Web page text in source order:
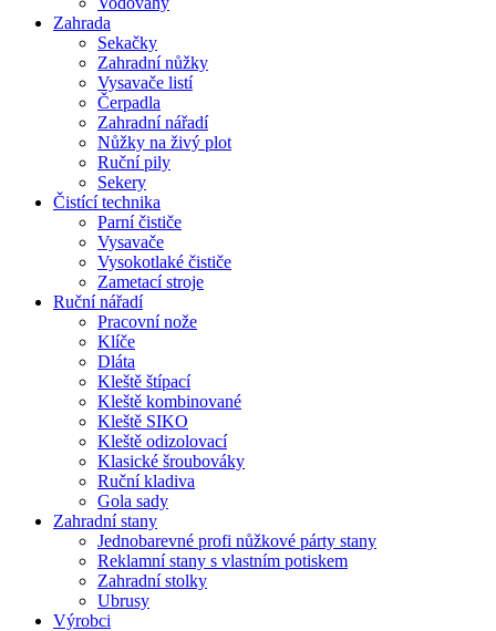
Zahrada
Sekačky
Zahradní nůžky
Vysavače listí
Čerpadla
Zahradní nářadí
Nůžky na živý plot
Ruční pily
Sekery
Čistící technika
Parní čističe
Vysavače
Vysokotlaké čističe
Zametací stroje
Ruční nářadí
Pracovní nože
Klíče
Dláta
Kleště štípací
Kleště kombinované
Kleště SIKO
Kleště odizolovací
Klasické šroubováky
Ruční kladiva
Gola sady
Zahradní stany
Jednobarevné profi nůžkové párty stany
Reklamní stany s vlastním potiskem
Zahradní stolky
Ubrusy
Výrobci